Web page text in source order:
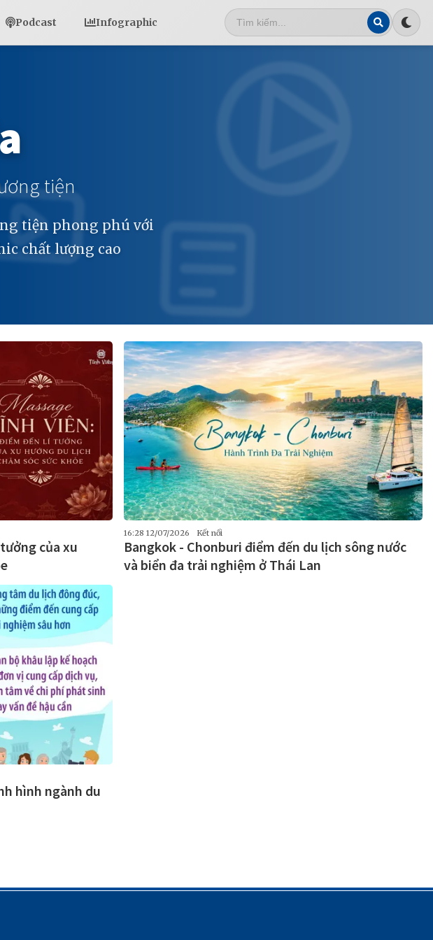
Podcast Infographic
tiện
tiện phong phú với
chất lượng cao
của xu
16:28 12/07/2026 Kết nối
Bangkok - Chonburi điểm đến du lịch sông nước
và biển đa trải nghiệm ở Thái Lan
hình ngành du